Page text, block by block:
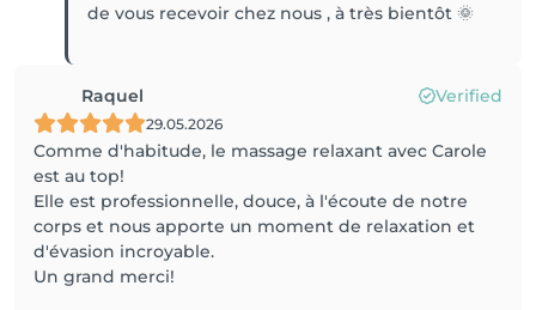
de vous recevoir chez nous , à très bientôt 🌞
Raquel Verified
29.05.2026
Comme d'habitude, le massage relaxant avec Carole
est au top!
Elle est professionnelle, douce, à l'écoute de notre
corps et nous apporte un moment de relaxation et
d'évasion incroyable.
Un grand merci!